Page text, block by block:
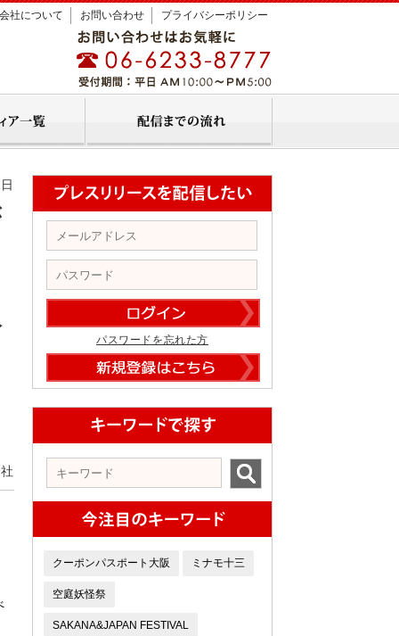
社について お問い合わせ プライバシーポリシー
パスワードを忘れた方
クーポンパスポート大阪 ミナモ十三
空庭妖怪祭
SAKANA&JAPAN FESTIVAL